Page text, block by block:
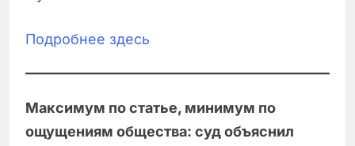
Подробнее здесь
Максимум по статье, минимум по
ощущениям общества: суд объяснил